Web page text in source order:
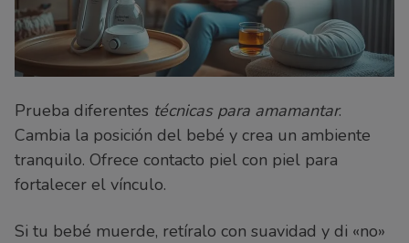
Prueba diferentes técnicas para amamantar.
Cambia la posición del bebé y crea un ambiente
tranquilo. Ofrece contacto piel con piel para
fortalecer el vínculo.
Si tu bebé muerde, retíralo con suavidad y di «no»